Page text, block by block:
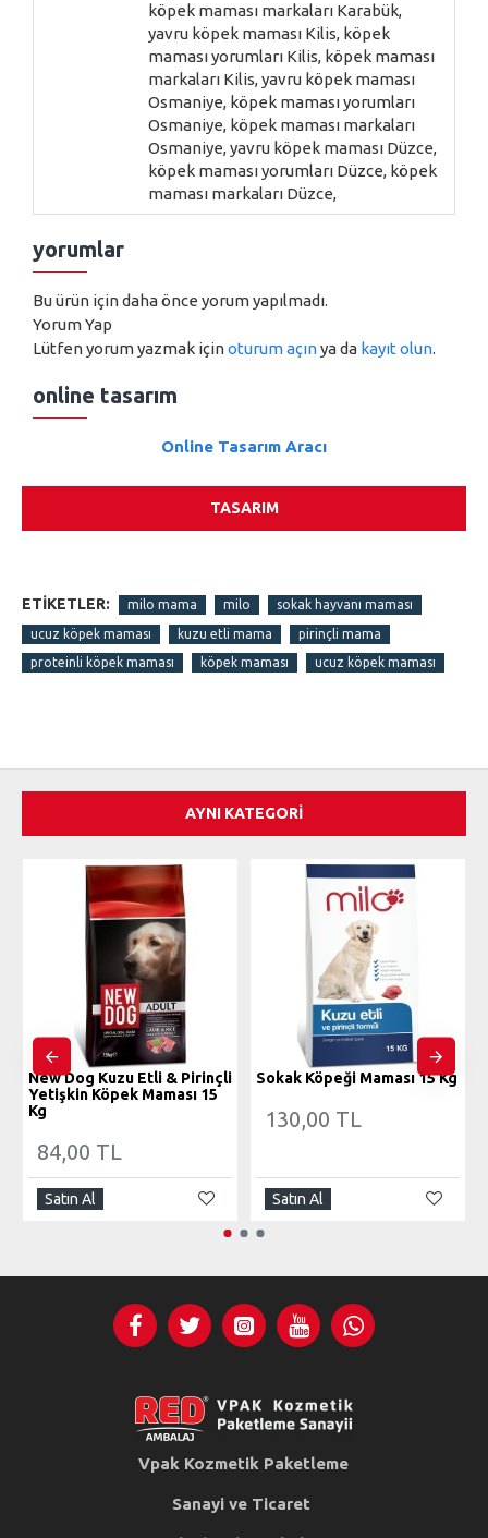
köpek maması markaları Karabük,
yavru köpek maması Kilis, köpek
maması yorumları Kilis, köpek maması
markaları Kilis, yavru köpek maması
Osmaniye, köpek maması yorumları
Osmaniye, köpek maması markaları
Osmaniye, yavru köpek maması Düzce,
köpek maması yorumları Düzce, köpek
maması markaları Düzce,
yorumlar
Bu ürün için daha önce yorum yapılmadı.
Yorum Yap
Lütfen yorum yazmak içinoturum açınya da kayıt olun.
online tasarım
Online Tasarım Aracı
TASARIM
ETIKETLER: milo mama milo sokak hayvanı maması
ucuz köpek maması kuzu etli mama
pirinçli mama
proteinli köpek maması
köpek maması ucuz köpek maması
AYNI KATEGORI
New Dog Kuzu Etli & Pirinçli
Yetişkin Köpek Maması 15
Kg
84,00 TL
Satın Al
Sokak Köpeği Maması 15 Kg
130,00 TL
Satın Al
Vpak Kozmetik Paketleme
Sanayi ve Ticaret